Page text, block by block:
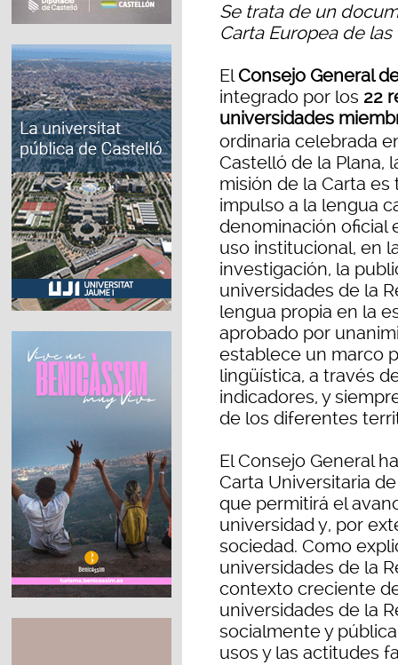
Se trata de un
Carta Europea de
ElConsejo General
integrado por los 22
universidades
ordinaria celebrada
Castelló de la Plana,
misión de la Carta
impulso a la lengua
denominación oficial
uso institucional, en
investigación, la
universidades de la
lengua propia en la
aprobado por
establece un marco
lingüística, a través
indicadores, y
de los diferentes
El Consejo General
Carta Universitaria
que permitirá el
universidad y, por
sociedad. Como
universidades de la
contexto creciente
universidades de la
socialmente y
usos y las actitudes